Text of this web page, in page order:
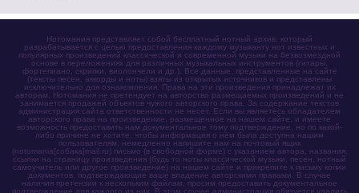
Нотомания представляет собой бесплатный нотный архив, который
разрабатывается с целью предоставления каждому музыканту нот известных и
популярных произведений классической и современной музыки на безвозмездной
основе в переложениях для различных музыкальных инструментов (гитары,
фортепиано, скрипки, виолончели и др.). Все данные, представленные на сайте
(тексты песен, аккорды и ноты) взяты из открытых источников и представлены
исключительно для ознакомления. Права на эти произведения принадлежат их
авторам. Нотомания не претендует на авторство размещаемых произведений и не
занимается продажей объектов чужого авторского права. За содержание текстов
администрация сайта ответственности не несет. Если вы являетесь обладателем
авторского права на произведение, размещенное на нашем сайте, и имеете
возможность предоставить нам документальное тому подтверждение, но по какой-
либо причине не хотите, чтобы информация о нём была доступна нашим
пользователям, немедленно напишите нам на почтовый ящик
(notomania[собака]mail.ru) письмо (в свободной форме) с указанием автора, названия,
ссылки на страницу произведения (будь то ноты классической музыки, песен, нотный
самоучитель или другое произведение) на нашем сайте и прикрепите к письму копии
документов, подтверждающие ваше владение авторскими правами. В случае
наличия претензии к нескольким файлам, просим предоставить документальное
подтверждение для каждого из них. В этом случае администрация обязуется удалить